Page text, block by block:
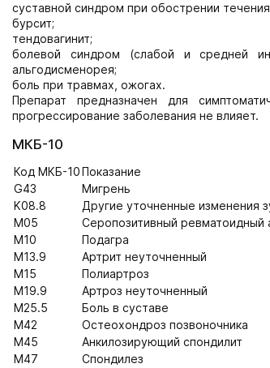
суставной синдром при обострении
бурсит;
тендовагинит;
болевой синдром (слабой и средней
альгодисменорея;
боль при травмах, ожогах.
Препарат предназначен для
прогрессирование заболевания не влияет.
МКБ-10
Код МКБ-10Показание
G43
Мигрень
K08.8
Другие уточненные изменения
M05
Серопозитивный ревматоидный
M10
Подагра
M13.9
Артрит неуточненный
M15
Полиартроз
M19.9
Артроз неуточненный
M25.5
Боль в суставе
M42
Остеохондроз позвоночника
M45
Анкилозирующий спондилит
M47
Спондилез